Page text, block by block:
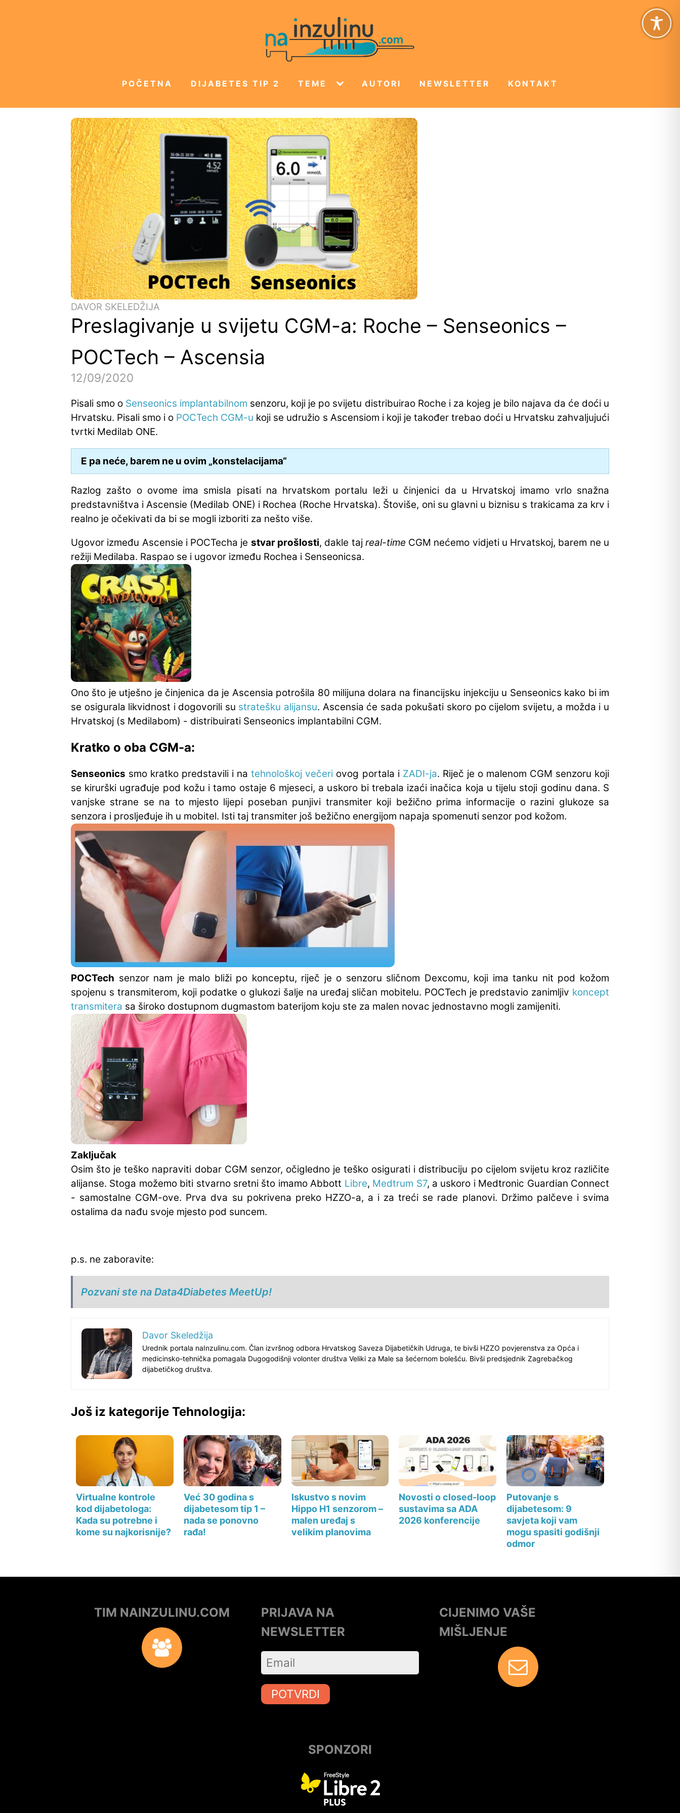
POČETNA DIJABETES TIP 2 TEME AUTORI NEWSLETTER KONTAKT
DAVOR SKELEDŽIJA
Preslagivanje u svijetu CGM-a: Roche – Senseonics –
POCTech – Ascensia
12/09/2020
Pisali smo o Senseonics implantabilnom senzoru, koji je po svijetu distribuirao Roche i za kojeg je bilo najava da će doći u
Hrvatsku. Pisali smo i o POCTech CGM-u koji se udružio s Ascensiom i koji je također trebao doći u Hrvatsku zahvaljujući
tvrtki Medilab ONE.
E pa neće, barem ne u ovim „konstelacijama“
Razlog zašto o ovome ima smisla pisati na hrvatskom portalu leži u činjenici da u Hrvatskoj imamo vrlo snažna
predstavništva i Ascensie (Medilab ONE) i Rochea (Roche Hrvatska). Štoviše, oni su glavni u biznisu s trakicama za krv i
realno je očekivati da bi se mogli izboriti za nešto više.
Ugovor između Ascensie i POCTecha je stvar prošlosti, dakle taj real-time CGM nećemo vidjeti u Hrvatskoj, barem ne u
režiji Medilaba. Raspao se i ugovor između Rochea i Senseonicsa.
Ono što je utješno je činjenica da je Ascensia potrošila 80 milijuna dolara na financijsku injekciju u Senseonics kako bi im
se osigurala likvidnost i dogovorili su stratešku alijansu. Ascensia će sada pokušati skoro po cijelom svijetu, a možda i u
Hrvatskoj (s Medilabom) - distribuirati Senseonics implantabilni CGM.
Kratko o oba CGM-a:
Senseonics smo kratko predstavili i natehnološkoj večeri ovog portala i ZADI-ja. Riječ je o malenom CGM senzoru koji
se kirurški ugrađuje pod kožu i tamo ostaje 6 mjeseci, a uskoro bi trebala izaći inačica koja u tijelu stoji godinu dana. S
vanjske strane se na to mjesto lijepi poseban punjivi transmiter koji bežično prima informacije o razini glukoze sa
senzora i prosljeđuje ih u mobitel. Isti taj transmiter još bežično energijom napaja spomenuti senzor pod kožom.
POCTech senzor nam je malo bliži po konceptu, riječ je o senzoru sličnom Dexcomu, koji ima tanku nit pod kožom
spojenu s transmiterom, koji podatke o glukozi šalje na uređaj sličan mobitelu. POCTech je predstavio zanimljiv koncept
transmitera sa široko dostupnom dugmastom baterijom koju ste za malen novac jednostavno mogli zamijeniti.
Zaključak
Osim što je teško napraviti dobar CGM senzor, očigledno je teško osigurati i distribuciju po cijelom svijetu kroz različite
alijanse. Stoga možemo biti stvarno sretni što imamo Abbott Libre, Medtrum S7, a uskoro i Medtronic Guardian Connect
- samostalne CGM-ove. Prva dva su pokrivena preko HZZO-a, a i za treći se rade planovi. Držimo palčeve i svima
ostalima da nađu svoje mjesto pod suncem.
p.s. ne zaboravite:
Pozvani ste na Data4Diabetes MeetUp!
Davor Skeledžija
Urednik portala naInzulinu.com. Član izvršnog odbora Hrvatskog Saveza Dijabetičkih Udruga, te bivši HZZO povjerenstva za Opća i
medicinsko-tehnička pomagala Dugogodišnji volonter društva Veliki za Male sa šećernom bolešću. Bivši predsjednik Zagrebačkog
dijabetičkog društva.
Još iz kategorije Tehnologija:
Virtualne kontrole
kod dijabetologa:
Kada su potrebne i
kome su najkorisnije?
Već 30 godina s
dijabetesom tip 1 –
nada se ponovno
rađa!
Iskustvo s novim
Hippo H1 senzorom –
malen uređaj s
velikim planovima
Novosti o closed-loop
sustavima sa ADA
2026 konferencije
Putovanje s
dijabetesom: 9
savjeta koji vam
mogu spasiti godišnji
odmor
TIM NAINZULINU.COM
PRIJAVA NA
NEWSLETTER
POTVRDI
CIJENIMO VAŠE
MIŠLJENJE
SPONZORI